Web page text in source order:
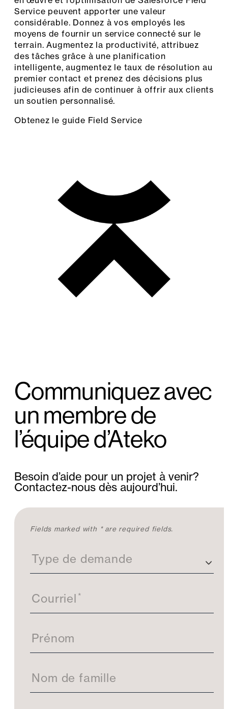
Service peuvent apporter une valeur
considérable. Donnez à vos employés les
moyens de fournir un service connecté sur le
terrain. Augmentez la productivité, attribuez
des tâches grâce à une planification
intelligente, augmentez le taux de résolution au
premier contact et prenez des décisions plus
judicieuses afin de continuer à offrir aux clients
un soutien personnalisé.
Obtenez le guide Field Service
Communiquez avec
un membre de
l’équipe d’Ateko
Besoin d’aide pour un projet à venir?
Contactez-nous dès aujourd’hui.
C
a
t
e
n
o
s
Fields marked with * are required fields.
Type de demande
Courriel*
Prénom
Nom de famille